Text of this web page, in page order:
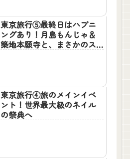
東京旅行⑤最終日はハプニ
ングあり！月島もんじゃ＆
築地本願寺と、まさかのス
東京旅行④旅のメインイベ
ント！世界最大級のネイル
の祭典へ